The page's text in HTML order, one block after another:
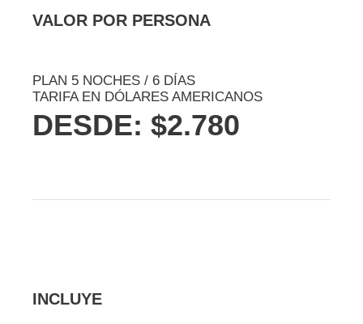
VALOR POR PERSONA
PLAN 5 NOCHES / 6 DÍAS
TARIFA EN DÓLARES AMERICANOS
DESDE: $2.780
INCLUYE